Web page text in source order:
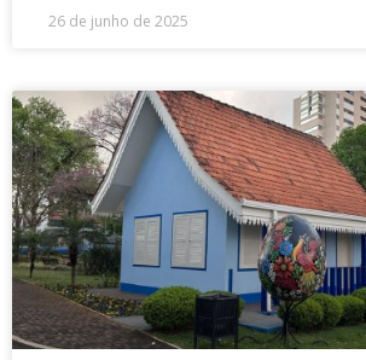
26 de junho de 2025